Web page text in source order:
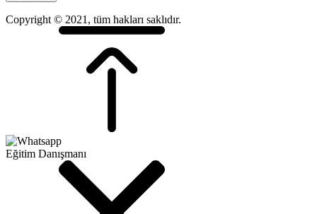
Copyright © 2021, tüm hakları saklıdır.
Eğitim Danışmanı